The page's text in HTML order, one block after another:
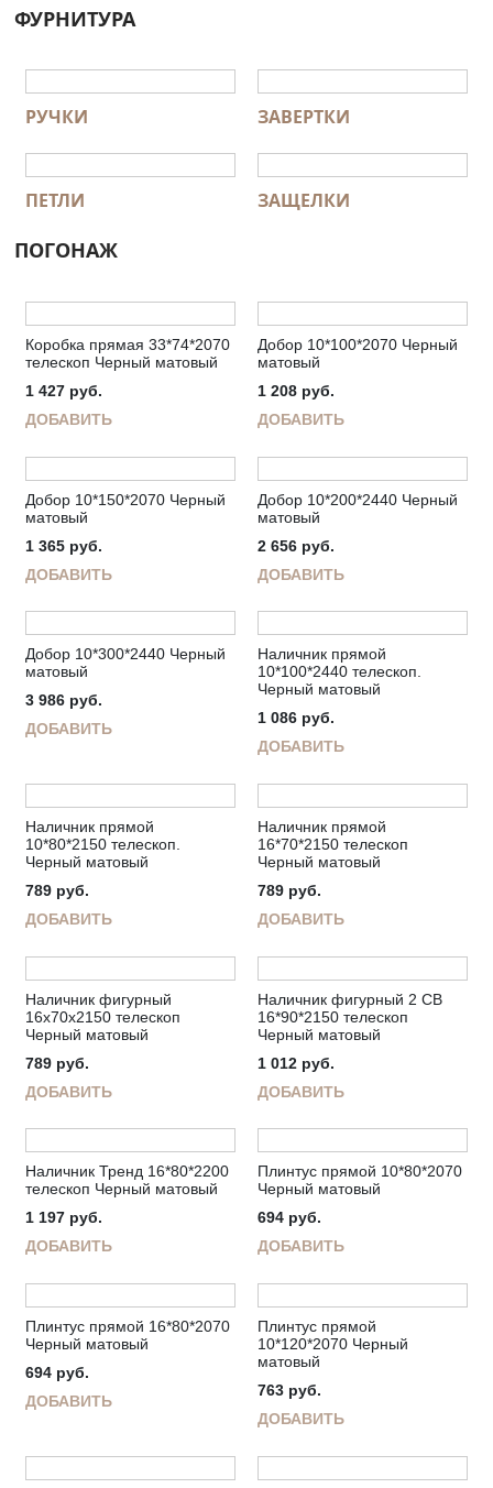
ФУРНИТУРА
РУЧКИ ЗАВЕРТКИ
ПЕТЛИ ЗАЩЕЛКИ
ПОГОНАЖ
Коробка прямая 33*74*2070
телескоп Черный матовый
1 427 руб.
ДОБАВИТЬ
Добор 10*100*2070 Черный
матовый
1 208 руб.
ДОБАВИТЬ
Добор 10*150*2070 Черный
матовый
1 365 руб.
ДОБАВИТЬ
Добор 10*200*2440 Черный
матовый
2 656 руб.
ДОБАВИТЬ
Добор 10*300*2440 Черный
матовый
3 986 руб.
ДОБАВИТЬ
Наличник прямой
10*100*2440 телескоп.
Черный матовый
1 086 руб.
ДОБАВИТЬ
Наличник прямой
10*80*2150 телескоп.
Черный матовый
789 руб.
ДОБАВИТЬ
Наличник прямой
16*70*2150 телескоп
Черный матовый
789 руб.
ДОБАВИТЬ
Наличник фигурный
16х70х2150 телескоп
Черный матовый
789 руб.
ДОБАВИТЬ
Наличник фигурный 2 СВ
16*90*2150 телескоп
Черный матовый
1 012 руб.
ДОБАВИТЬ
Наличник Тренд 16*80*2200
телескоп Черный матовый
1 197 руб.
ДОБАВИТЬ
Плинтус прямой 10*80*2070
Черный матовый
694 руб.
ДОБАВИТЬ
Плинтус прямой 16*80*2070
Черный матовый
694 руб.
ДОБАВИТЬ
Плинтус прямой
10*120*2070 Черный
матовый
763 руб.
ДОБАВИТЬ